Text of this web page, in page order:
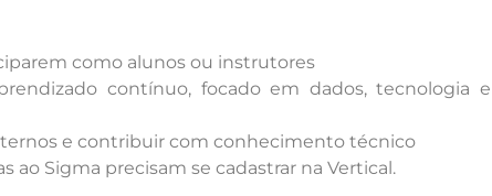
como alunos ou instrutores
contínuo, focado em dados, tecnologia e
e contribuir com conhecimento técnico
ao Sigma precisam se cadastrar na Vertical.